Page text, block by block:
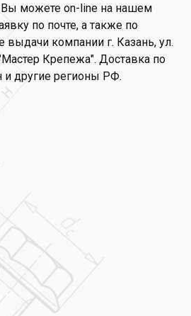
можете on-line на нашем
по почте, а также по
выдачи компании г. Казань, ул.
Крепежа". Доставка по
и другие регионы РФ.